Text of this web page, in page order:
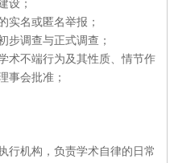
设；
实名或匿名举报；
步调查与正式调查；
术不端行为及其性质、情节作
事会批准；
行机构，负责学术自律的日常